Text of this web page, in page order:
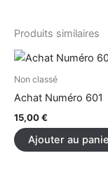
Produits similaires
Non classé
Achat Numéro 601
15,00€
Ajouter au